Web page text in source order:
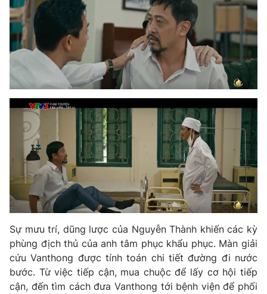
Sự mưu trí, dũng lược của Nguyễn Thành khiến các kỳ
phùng địch thủ của anh tâm phục khẩu phục. Màn giải
cứu Vanthong được tính toán chi tiết đường đi nước
bước. Từ việc tiếp cận, mua chuộc để lấy cơ hội tiếp
cận, đến tìm cách đưa Vanthong tới bệnh viện để phối